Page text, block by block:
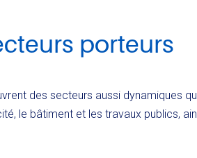
porteurs
des secteurs aussi dynamiques
le bâtiment et les travaux publics,